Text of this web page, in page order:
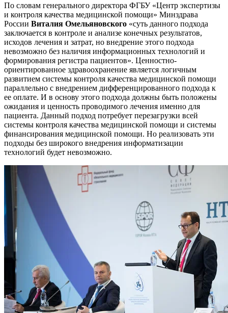
По словам генерального директора ФГБУ «Центр экспертизы
и контроля качества медицинской помощи» Минздрава
России Виталия Омельяновского «суть данного подхода
заключается в контроле и анализе конечных результатов,
исходов лечения и затрат, но внедрение этого подхода
невозможно без наличия информационных технологий и
формирования регистра пациентов». Ценностно-
ориентированное здравоохранение является логичным
развитием системы контроля качества медицинской помощи
параллельно с внедрением дифференцированного подхода к
ее оплате. И в основу этого подхода должны быть положены
ожидания и ценность проводимого лечения именно для
пациента. Данный подход потребует перезагрузки всей
системы контроля качества медицинской помощи и системы
финансирования медицинской помощи. Но реализовать эти
подходы без широкого внедрения информатизации
технологий будет невозможно.